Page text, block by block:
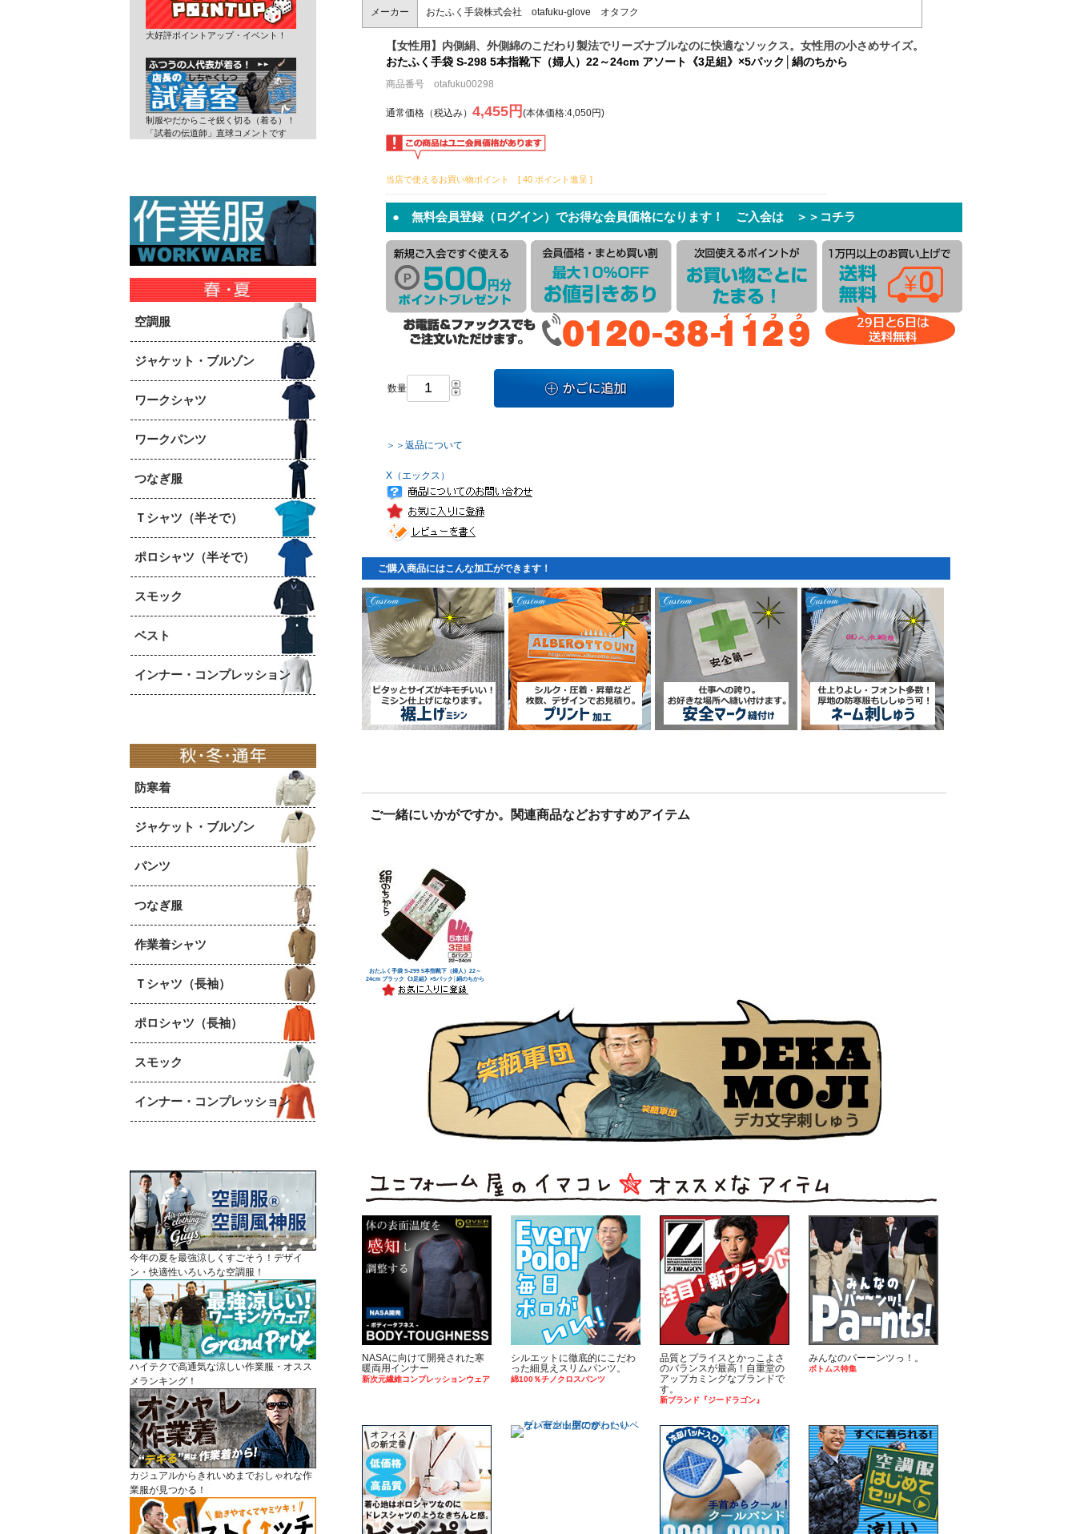
大好評ポイントアップ・イベント！
制服やだからこそ鋭く切る（着る）！
「試着の伝道師」直球コメントです
空調服
ジャケット・ブルゾン
ワークシャツ
ワークパンツ
つなぎ服
Ｔシャツ（半そで）
ポロシャツ（半そで）
スモック
ベスト
インナー・コンプレッション
防寒着
ジャケット・ブルゾン
パンツ
つなぎ服
作業着シャツ
Ｔシャツ（長袖）
ポロシャツ（長袖）
スモック
インナー・コンプレッション
今年の夏を最強涼しくすごそう！デザイ
ン・快適性いろいろな空調服！
ハイテクで高通気な涼しい作業服・オスス
メランキング！
カジュアルからきれいめまでおしゃれな作
業服が見つかる！
メーカー おたふく手袋株式会社 otafuku-glove オタフク
【女性用】内側絹、外側綿のこだわり製法でリーズナブルなのに快適なソックス。女性用の小さめサイズ。
おたふく手袋 S-298 5本指靴下（婦人）22～24cm アソート《3足組》×5パック│絹のちから
商品番号 otafuku00298
通常価格（税込み） 4,455円 (本体価格:4,050円)
当店で使えるお買い物ポイント [ 40 ポイント進呈 ]
● 無料会員登録（ログイン）でお得な会員価格になります！ ご入会は ＞＞コチラ
数量
＞＞返品について
X（エックス）
ご購入商品にはこんな加工ができます！
ご一緒にいかがですか。関連商品などおすすめアイテム
おたふく手袋 S-299 5本指靴下（婦人）22～
24cm ブラック《3足組》×5パック│絹のちから
NASAに向けて開発された寒
暖両用インナー
新次元繊維コンプレッションウェア
シルエットに徹底的にこだわ
った細見えスリムパンツ。
綿100％チノクロスパンツ
品質とプライスとかっこよさ
のバランスが最高！自重堂の
アップカミングなブランドで
す。
新ブランド『ジードラゴン』
みんなのパーーンツっ！。
ボトムス特集